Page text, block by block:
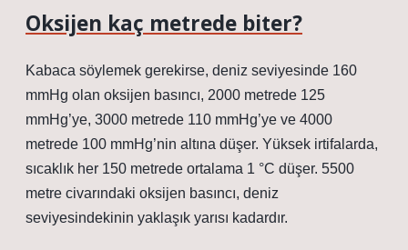
Oksijen kaç metrede biter?
Kabaca söylemek gerekirse, deniz seviyesinde 160
mmHg olan oksijen basıncı, 2000 metrede 125
mmHg’ye, 3000 metrede 110 mmHg’ye ve 4000
metrede 100 mmHg’nin altına düşer. Yüksek irtifalarda,
sıcaklık her 150 metrede ortalama 1 °C düşer. 5500
metre civarındaki oksijen basıncı, deniz
seviyesindekinin yaklaşık yarısı kadardır.